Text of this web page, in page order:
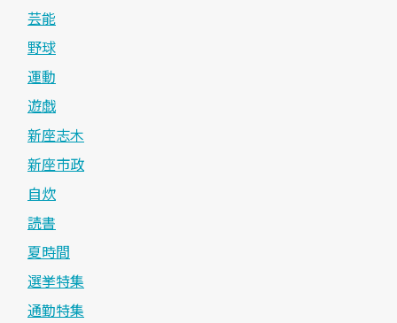
芸能
野球
運動
遊戯
新座志木
新座市政
自炊
読書
夏時間
選挙特集
通勤特集